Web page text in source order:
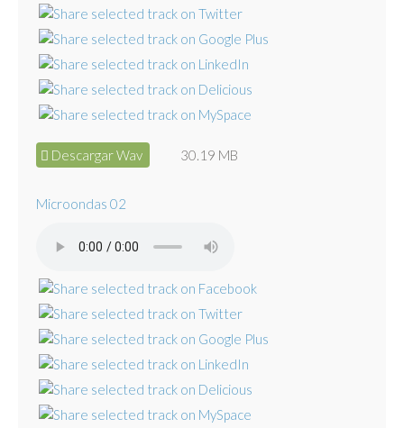
Descargar Wav 30.19 MB
Microondas 02